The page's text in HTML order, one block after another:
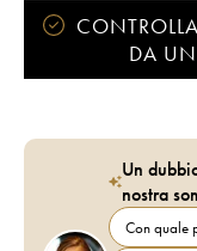
DA UN
Un
nostra
Con quale